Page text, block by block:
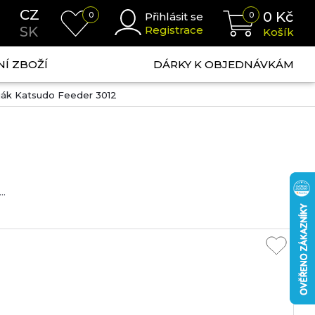
CZ
SK
0
Přihlásit se
Registrace
0 0 Kč
Košík
ZBOŽÍ DÁRKY K OBJEDNÁVKÁM
Katsudo Feeder 3012